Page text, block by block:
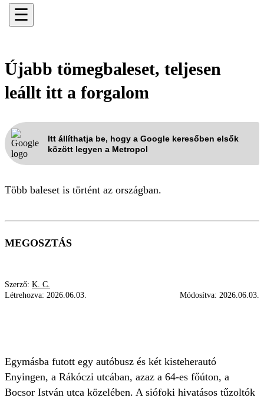
☰
Újabb tömegbaleset, teljesen
leállt itt a forgalom
Itt állíthatja be, hogy a Google keresőben elsők
között legyen a Metropol
Több baleset is történt az országban.
MEGOSZTÁS
Szerző: K. C.
Létrehozva: 2026.06.03. Módosítva: 2026.06.03.
Egymásba futott egy autóbusz és két kisteherautó
Enyingen, a Rákóczi utcában, azaz a 64-es főúton, a
Bocsor István utca közelében. A siófoki hivatásos tűzoltók